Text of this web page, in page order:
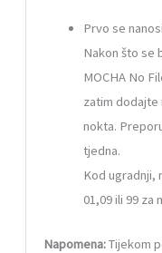
Prvo se
Nakon što se
MOCHA No
zatim dodajte
nokta.
tjedna.
Kod ugradnji,
01,09 ili 99 za
Napomena:Tijekom